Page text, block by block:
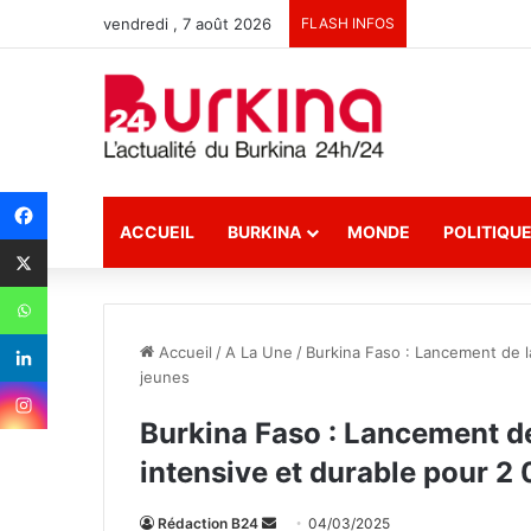
vendredi , 7 août 2026 FLASH INFOS
ACCUEIL BURKINA MONDE POLITIQUE
Accueil / A La Une / Burkina Faso : Lancement
jeunes
Burkina Faso : Lancement
intensive et durable pour 2
Rédaction B24 04/03/2025